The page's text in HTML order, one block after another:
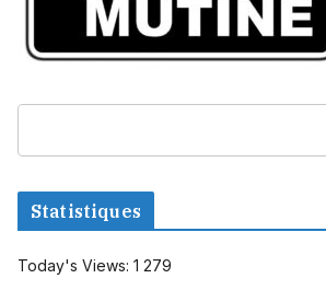
Statistiques
Today's Views: 1 279